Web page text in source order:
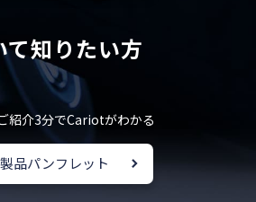
知りたい方
紹介3分でCariotがわかる
製品パンフレット